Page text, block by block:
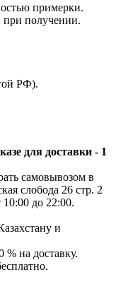
примерки.
получении.
РФ).
для доставки - 1
самовывозом в
слобода 26 стр. 2
до 22:00.
и
% на доставку.